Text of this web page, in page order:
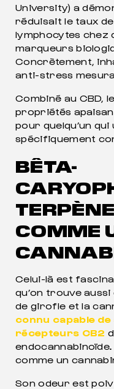
University) a
réduisait le taux
lymphocytes chez
marqueurs
Concrètement,
anti-stress
Combiné au CBD,
propriétés
pour quelqu’un qui
spécifiquement
BÊTA-
COMME
Celui-là est
qu’on trouve
de girofle et la
connu capable
récepteurs CB2
comme un
Son odeur est